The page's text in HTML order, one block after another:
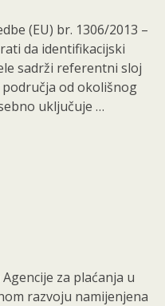
(EU) br. 1306/2013 –
da identifikacijski
sadrži referentni sloj
od okolišnog
uključuje …
za plaćanja u
razvoju namijenjena